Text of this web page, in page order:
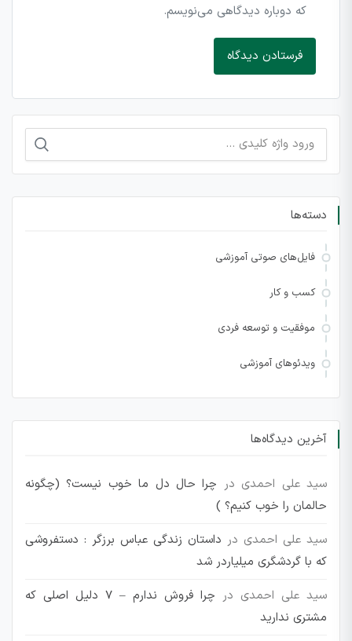
که دوباره دیدگاهی می‌نویسم.
جستجو
برای:
دسته‌ها
فایل‌های صوتی آموزشی
کسب و کار
موفقیت و توسعه فردی
ویدئوهای آموزشی
آخرین دیدگاه‌ها
سید علی احمدی در چرا حال دل ما خوب نیست؟ (چگونه
حالمان را خوب کنیم؟ )
سید علی احمدی در داستان زندگی عباس برزگر : دستفروشی
که با گردشگری میلیاردر شد
سید علی احمدی در
چرا فروش ندارم – 7 دلیل اصلی که
مشتری ندارید